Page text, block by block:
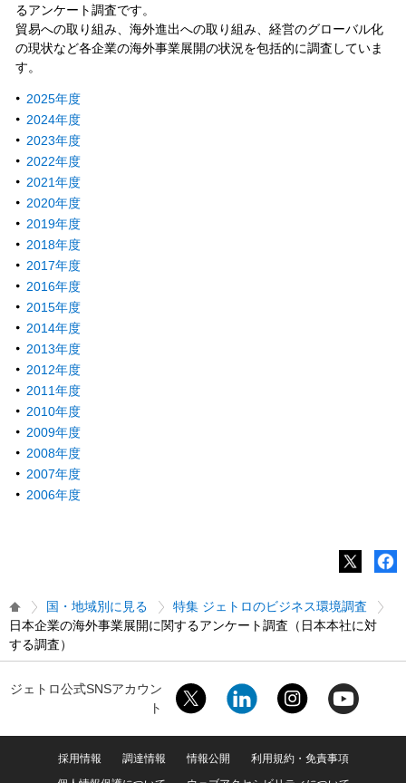
るアンケート調査です。
貿易への取り組み、海外進出への取り組み、経営のグローバル化
の現状など各企業の海外事業展開の状況を包括的に調査していま
す。
2025年度
2024年度
2023年度
2022年度
2021年度
2020年度
2019年度
2018年度
2017年度
2016年度
2015年度
2014年度
2013年度
2012年度
2011年度
2010年度
2009年度
2008年度
2007年度
2006年度
国・地域別に見る
特集 ジェトロのビジネス環境調査
日本企業の海外事業展開に関するアンケート調査（日本本社に対
する調査）
ジェトロ公式SNSアカウン
ト
採用情報 調達情報 情報公開
利用規約・免責事項